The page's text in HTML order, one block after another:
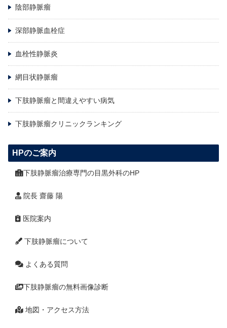
陰部静脈瘤
深部静脈血栓症
血栓性静脈炎
網目状静脈瘤
下肢静脈瘤と間違えやすい病気
下肢静脈瘤クリニックランキング
HPのご案内
下肢静脈瘤治療専門の目黒外科のHP
院長 齋藤 陽
医院案内
下肢静脈瘤について
よくある質問
下肢静脈瘤の無料画像診断
地図・アクセス方法